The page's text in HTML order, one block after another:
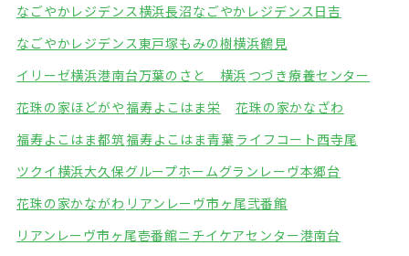
なごやかレジデンス横浜長沼なごやかレジデンス日吉
なごやかレジデンス東戸塚もみの樹横浜鶴見
イリーゼ横浜港南台万葉のさと 横浜 つづき療養センター
花珠の家ほどがや福寿よこはま栄
花珠の家かなざわ
福寿よこはま都筑福寿よこはま青葉ライフコート西寺尾
ツクイ横浜大久保グループホームグランレーヴ本郷台
花珠の家かながわ リアンレーヴ市ヶ尾弐番館
リアンレーヴ市ヶ尾壱番館ニチイケアセンター港南台